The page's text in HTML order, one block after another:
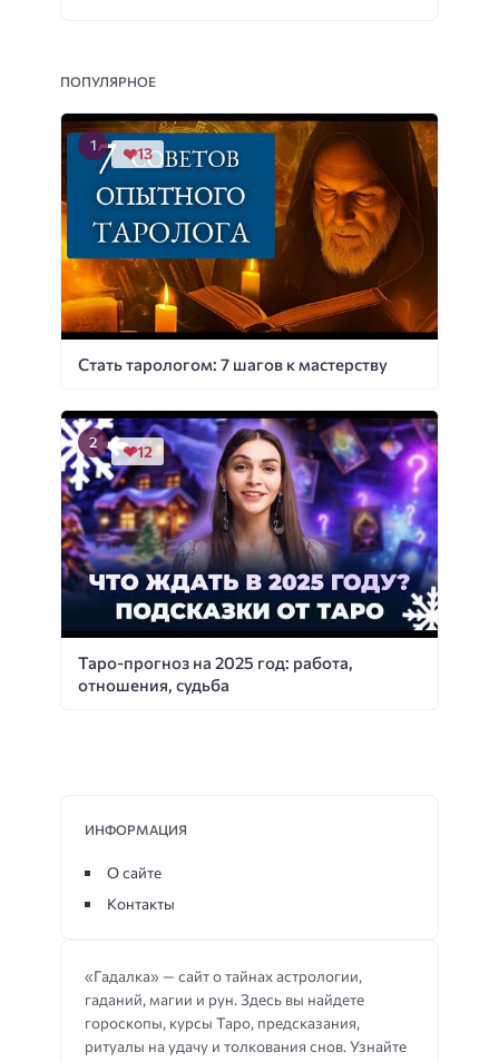
ПОПУЛЯРНОЕ
Стать тарологом: 7 шагов к мастерству
13
Таро-прогноз на 2025 год: работа,
отношения, судьба
12
«Гадалка» — сайт о тайнах астрологии,
гаданий, магии и рун. Здесь вы найдете
гороскопы, курсы Таро, предсказания,
ритуалы на удачу и толкования снов. Узнайте
ИНФОРМАЦИЯ
О сайте
Контакты